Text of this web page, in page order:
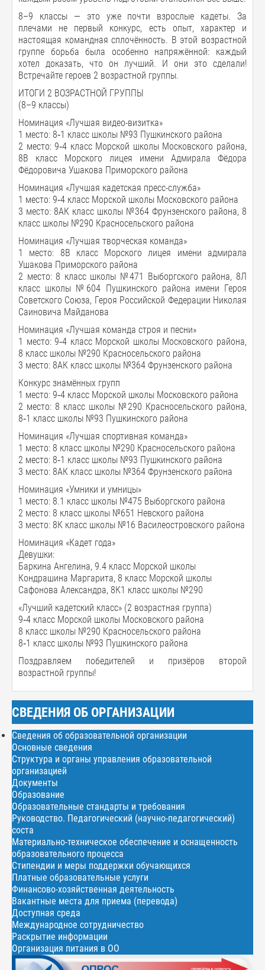
8–9 классы — это уже почти взрослые кадеты. За
плечами не первый конкурс, есть опыт, характер и
настоящая командная сплочённость. В этой возрастной
группе борьба была особенно напряжённой: каждый
хотел доказать, что он лучший. И они это сделали!
Встречайте героев 2 возрастной группы.
ИТОГИ 2 ВОЗРАСТНОЙ ГРУППЫ
(8–9 классы)
Номинация «Лучшая видео-визитка»
1 место: 8‑1 класс школы №93 Пушкинского района
2 место: 9‑4 класс Морской школы Московского района,
8В класс Морского лицея имени Адмирала Фёдора
Фёдоровича Ушакова Приморского района
Номинация «Лучшая кадетская пресс-служба»
1 место: 9‑4 класс Морской школы Московского района
3 место: 8АК класс школы №364 Фрунзенского района, 8
класс школы №290 Красносельского района
Номинация «Лучшая творческая команда»
1 место: 8В класс Морского лицея имени адмирала
Ушакова Приморского района
2 место: 8 класс школы №471 Выборгского района, 8Л
класс школы №604 Пушкинского района имени Героя
Советского Союза, Героя Российской Федерации Николая
Саиновича Майданова
Номинация «Лучшая команда строя и песни»
1 место: 9‑4 класс Морской школы Московского района,
8 класс школы №290 Красносельского района
3 место: 8АК класс школы №364 Фрунзенского района
Конкурс знамённых групп
1 место: 9‑4 класс Морской школы Московского района
2 место: 8 класс школы №290 Красносельского района,
8‑1 класс школы №93 Пушкинского района
Номинация «Лучшая спортивная команда»
1 место: 8 класс школы №290 Красносельского района
2 место: 8‑1 класс школы №93 Пушкинского района
3 место: 8АК класс школы №364 Фрунзенского района
Номинация «Умники и умницы»
1 место: 8.1 класс школы №475 Выборгского района
2 место: 8 класс школы №651 Невского района
3 место: 8К класс школы №16 Василеостровского района
Номинация «Кадет года»
Девушки:
Баркина Ангелина, 9.4 класс Морской школы
Кондрашина Маргарита, 8 класс Морской школы
Сафонова Александра, 8К1 класс школы №290
«Лучший кадетский класс» (2 возрастная группа)
9‑4 класс Морской школы Московского района
8 класс школы №290 Красносельского района
8‑1 класс школы №93 Пушкинского района
Поздравляем победителей и призёров второй
возрастной группы!
СВЕДЕНИЯ ОБ ОРГАНИЗАЦИИ
Сведения об образовательной организации
Основные сведения
Структура и органы управления образовательной
организацией
Документы
Образование
Образовательные стандарты и требования
Руководство. Педагогический (научно-педагогический)
соста
Материально-техническое обеспечение и оснащенность
образовательного процесса
Стипендии и меры поддержки обучающихся
Платные образовательные услуги
Финансово-хозяйственная деятельность
Вакантные места для приема (перевода)
Доступная среда
Международное сотрудничество
Раскрытие информации
Организация питания в ОО